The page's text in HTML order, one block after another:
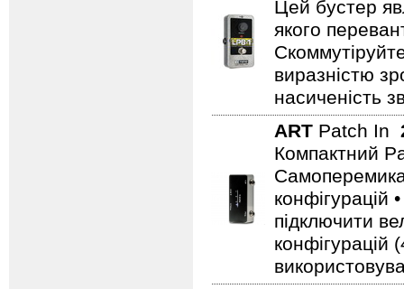
Цей бустер
якого
виразністю
насиченість
ART Patch In
Компактний
конфігурацій
підключити